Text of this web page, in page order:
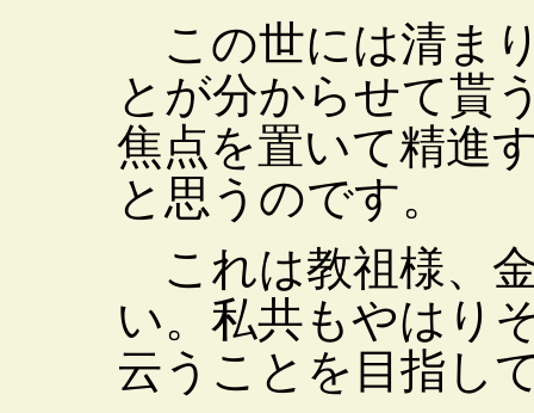
この世には清ま
とが分からせて貰
焦点を置いて精進
と思うのです。
これは教祖様、
い。私共もやはり
云うことを目指し